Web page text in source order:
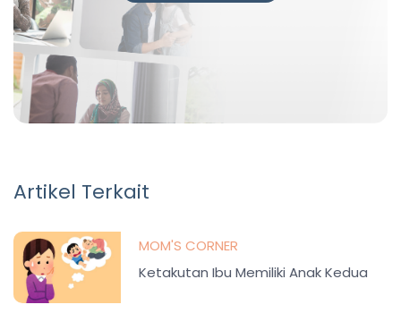
Artikel Terkait
MOM'S CORNER
Ketakutan Ibu Memiliki Anak Kedua